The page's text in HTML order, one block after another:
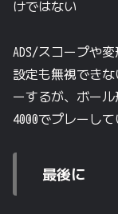
けではない
ADS/スコープや
設定も無視でき
ーするが、ボー
4000でプレーして
最後に